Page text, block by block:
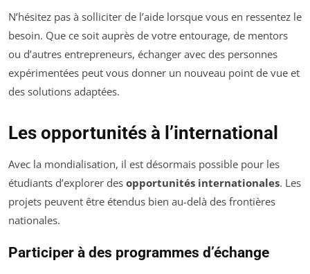
N’hésitez pas à solliciter de l’aide lorsque vous en ressentez le
besoin. Que ce soit auprès de votre entourage, de mentors
ou d’autres entrepreneurs, échanger avec des personnes
expérimentées peut vous donner un nouveau point de vue et
des solutions adaptées.
Les opportunités à l’international
Avec la mondialisation, il est désormais possible pour les
étudiants d’explorer des opportunités internationales. Les
projets peuvent être étendus bien au-delà des frontières
nationales.
Participer à des programmes d’échange